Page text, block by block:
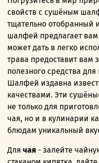
свойств с сушёным
тщательно отобранный
шалфей предлагает
может дать в легко
трава предоставит вам
полезного средства
Шалфей издавна
качествами. Эти
не только для
чая, но и в кулинарии
блюдам уникальный
Для чая - залейте